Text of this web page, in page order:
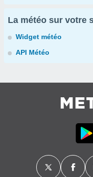
La météo sur votre
Widget météo
API Météo